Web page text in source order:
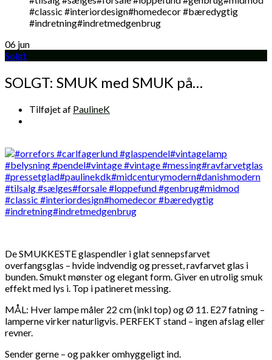
06 jun
Solgt
SOLGT: SMUK med SMUK på…
Tilføjet af PaulineK
De SMUKKESTE glaspendler i glat sennepsfarvet
overfangsglas – hvide indvendig og presset, ravfarvet glas i
bunden. Smukt mønster og elegant form. Giver en utrolig smuk
effekt med lys i. Top i patineret messing.
MÅL: Hver lampe måler 22 cm (inkl top) og Ø 11. E27 fatning –
lamperne virker naturligvis. PERFEKT stand – ingen afslag eller
revner.
Sender gerne – og pakker omhyggeligt ind.